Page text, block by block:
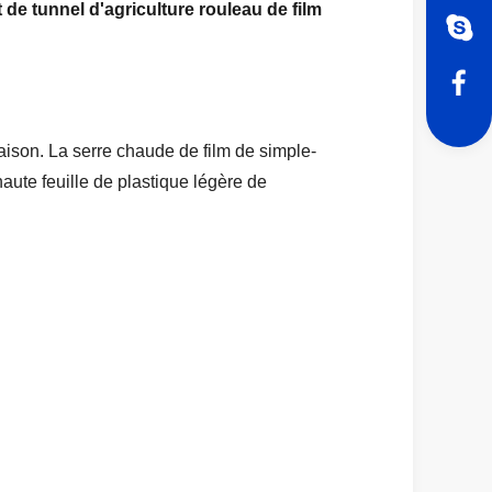
tunnel d'agriculture rouleau de film
La serre chaude de film de simple-
feuille de plastique légère de